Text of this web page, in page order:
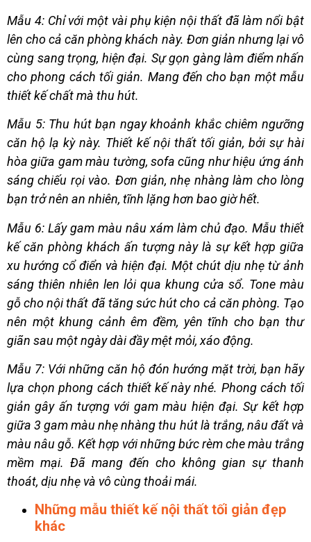
Mẫu 4: Chỉ với một vài phụ kiện nội thất đã làm nổi bật
lên cho cả căn phòng khách này. Đơn giản nhưng lại vô
cùng sang trọng, hiện đại. Sự gọn gàng làm điểm nhấn
cho phong cách tối giản. Mang đến cho bạn một mẫu
thiết kế chất mà thu hút.
Mẫu 5: Thu hút bạn ngay khoảnh khắc chiêm ngưỡng
căn hộ lạ kỳ này. Thiết kế nội thất tối giản, bởi sự hài
hòa giữa gam màu tường, sofa cũng như hiệu ứng ánh
sáng chiếu rọi vào. Đơn giản, nhẹ nhàng làm cho lòng
bạn trở nên an nhiên, tĩnh lặng hơn bao giờ hết.
Mẫu 6: Lấy gam màu nâu xám làm chủ đạo. Mẫu thiết
kế căn phòng khách ấn tượng này là sự kết hợp giữa
xu hướng cổ điển và hiện đại. Một chút dịu nhẹ từ ảnh
sáng thiên nhiên len lỏi qua khung cửa sổ. Tone màu
gỗ cho nội thất đã tăng sức hút cho cả căn phòng. Tạo
nên một khung cảnh êm đềm, yên tĩnh cho bạn thư
giãn sau một ngày dài đầy mệt mỏi, xáo động.
Mẫu 7: Với những căn hộ đón hướng mặt trời, bạn hãy
lựa chọn phong cách thiết kế này nhé. Phong cách tối
giản gây ấn tượng với gam màu hiện đại. Sự kết hợp
giữa 3 gam màu nhẹ nhàng thu hút là trắng, nâu đất và
màu nâu gỗ. Kết hợp với những bức rèm che màu trắng
mềm mại. Đã mang đến cho không gian sự thanh
thoát, dịu nhẹ và vô cùng thoải mái.
Những mẫu thiết kế nội thất tối giản đẹp
khác